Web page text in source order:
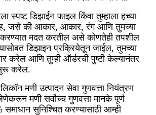
स्पष्ट डिझाईन फाइल किंवा तुम्हाला हच्या
जसे की आकार, आकार, रंग आणि तुमच्या
मदत करतील असे कोणतेही तपशील
डिझाइन प्रक्रियेतून जाईल, तुमच्या
करेल आणि तुम्ही ऑर्डरची पुष्टी केल्यानंतर
सुरू करेल.
मणी उत्पादन सेवा गुणवत्ता नियंत्रण
मणी सर्वोच्च गुणवत्ता मानके पूर्ण
सुनिश्चित करण्यासाठी आम्ही